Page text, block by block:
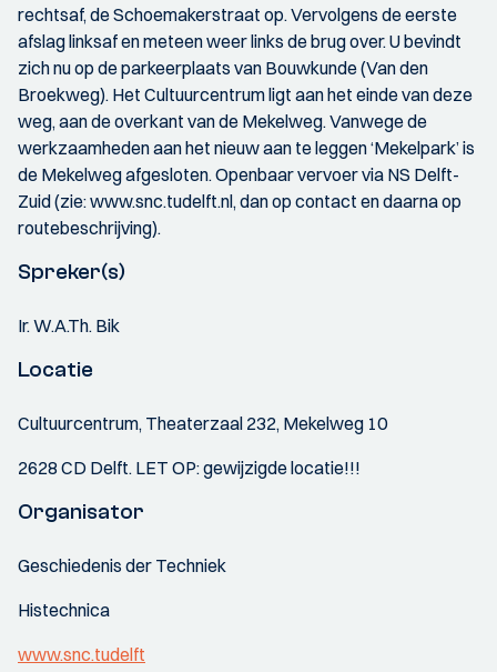
rechtsaf, de Schoemakerstraat op. Vervolgens de eerste
afslag linksaf en meteen weer links de brug over. U bevindt
zich nu op de parkeerplaats van Bouwkunde (Van den
Broekweg). Het Cultuurcentrum ligt aan het einde van deze
weg, aan de overkant van de Mekelweg. Vanwege de
werkzaamheden aan het nieuw aan te leggen ‘Mekelpark’ is
de Mekelweg afgesloten. Openbaar vervoer via NS Delft-
Zuid (zie: www.snc.tudelft.nl, dan op contact en daarna op
routebeschrijving).
Spreker(s)
Ir. W.A.Th. Bik
Locatie
Cultuurcentrum, Theaterzaal 232, Mekelweg 10
2628 CD Delft. LET OP: gewijzigde locatie!!!
Organisator
Geschiedenis der Techniek
Histechnica
www.snc.tudelft